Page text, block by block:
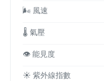
🌬️ 風速
🌡️ 氣壓
👁️ 能見度
☀️ 紫外線指數